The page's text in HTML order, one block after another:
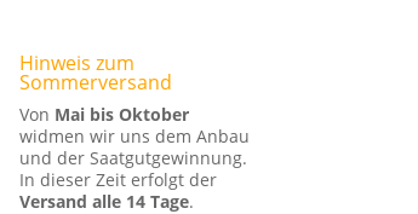
Hinweis zum
Sommerversand
Von Mai bis Oktober
widmen wir uns dem Anbau
und der Saatgutgewinnung.
In dieser Zeit erfolgt der
Versand alle 14 Tage.